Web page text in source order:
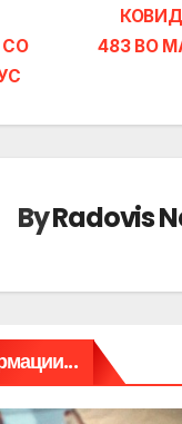
483 ВО
СО
ByRadovis